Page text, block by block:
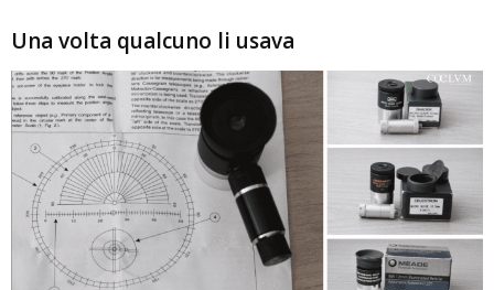
Una volta qualcuno li usava